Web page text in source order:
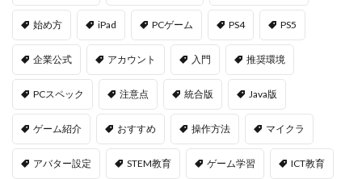
始め方 iPad PCゲーム PS4 PS5
企業公式 アカウント 入門 推奨環境
PCスペック 注意点 統合版 Java版
ゲーム紹介 おすすめ 操作方法 マイクラ
アバター設定 STEM教育 ゲーム学習 ICT教育